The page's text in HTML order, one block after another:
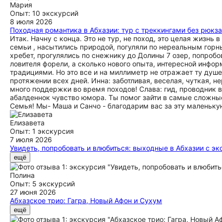
Мария
Опыт: 10 экскурсий
8 июля 2026
Походная романтика в Абхазии: тур с треккингами без
Итак. Начну с конца. Это не тур, не поход, это целая
семьи , насытились природой, погуляли по нереальным
хребет, прогулялись по снежнику до Долины 7 озер,
ловителя форели, а сколько нового опыта, интересной
традициями. Но это все и на миллиметр не отражает ту
протяжении всех дней. Инна: заботливая, веселая, чуткая,
много поддержки во время походов! Слава: гид,
абалденнок чувство юмора. Ты помог зайти в самые
Семья! Мы- Маша и Санчо - благодарим вас за эту
Елизавета
Опыт: 1 экскурсия
7 июля 2026
Увидеть, попробовать и влюбиться: выходные в Абхазии с
Впервые были в Абхазии с ребенком и оба в восторге от
Сергею за внимательность, пунктуальность,
приятное интересное общение и ненавязчивый
останавливались. Спасибо вам, Сергей, мы влюбились в
ещё
Полина
Опыт: 5 экскурсий
27 июня 2026
Абхазское трио: Гагра, Новый Афон и Сухум
Поставила бы 5 миллионов звезд этому гиду, если бы
влюбились. все было на высшем уровне. Мы обязательно
ещё